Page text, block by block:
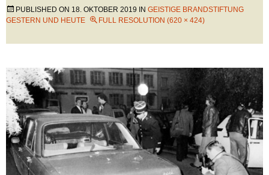
PUBLISHED ON 18. OKTOBER 2019 IN GEISTIGE BRANDSTIFTUNG
GESTERN UND HEUTE
FULL RESOLUTION (620 × 424)